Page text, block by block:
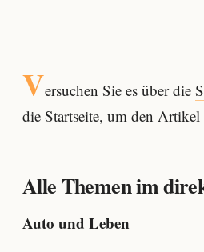
Versuchen Sie es über die
die Startseite, um den Artikel
Alle Themen im
Auto und Leben